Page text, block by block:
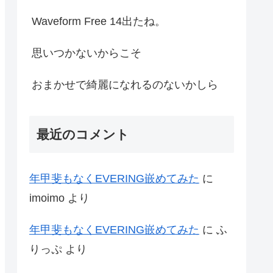
Waveform Free 14出たね。
思いつかないからこそ
おまかせで綺麗になれるのないかしら
最近のコメント
年甲斐もなくEVERING嵌めてみた に
imoimo より
年甲斐もなくEVERING嵌めてみた に ふ
りっぷ より